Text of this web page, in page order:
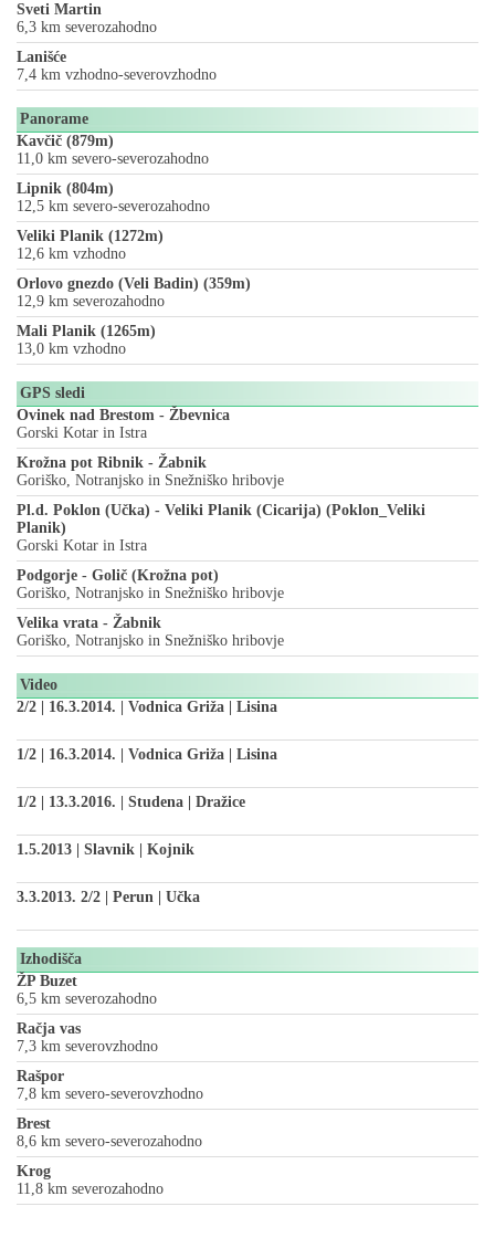
Sveti Martin
6,3 km severozahodno
Lanišće
7,4 km vzhodno-severovzhodno
Panorame
Kavčič (879m)
11,0 km severo-severozahodno
Lipnik (804m)
12,5 km severo-severozahodno
Veliki Planik (1272m)
12,6 km vzhodno
Orlovo gnezdo (Veli Badin) (359m)
12,9 km severozahodno
Mali Planik (1265m)
13,0 km vzhodno
GPS sledi
Ovinek nad Brestom - Žbevnica
Gorski Kotar in Istra
Krožna pot Ribnik - Žabnik
Goriško, Notranjsko in Snežniško hribovje
Pl.d. Poklon (Učka) - Veliki Planik (Cicarija) (Poklon_Veliki
Planik)
Gorski Kotar in Istra
Podgorje - Golič (Krožna pot)
Goriško, Notranjsko in Snežniško hribovje
Velika vrata - Žabnik
Goriško, Notranjsko in Snežniško hribovje
Video
2/2 | 16.3.2014. | Vodnica Griža | Lisina
1/2 | 16.3.2014. | Vodnica Griža | Lisina
1/2 | 13.3.2016. | Studena | Dražice
1.5.2013 | Slavnik | Kojnik
3.3.2013. 2/2 | Perun | Učka
Izhodišča
ŽP Buzet
6,5 km severozahodno
Račja vas
7,3 km severovzhodno
Rašpor
7,8 km severo-severovzhodno
Brest
8,6 km severo-severozahodno
Krog
11,8 km severozahodno